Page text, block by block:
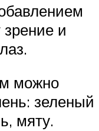
зрение и
можно
зеленый
мяту.